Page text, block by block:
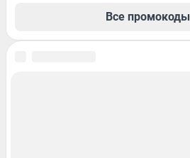
Все промокоды